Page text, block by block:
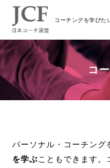
コーチングを学びた
コ
パーソナル・コーチング
を学ぶ こともできます